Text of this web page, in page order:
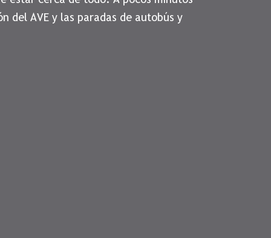
del AVE y las paradas de autobús y